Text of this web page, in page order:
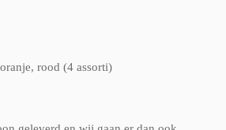
rood (4 assorti)